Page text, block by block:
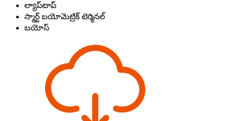
ల్యాప్‌టాప్
స్మార్ట్ బయోమెట్రిక్ టెర్మినల్
బయోస్